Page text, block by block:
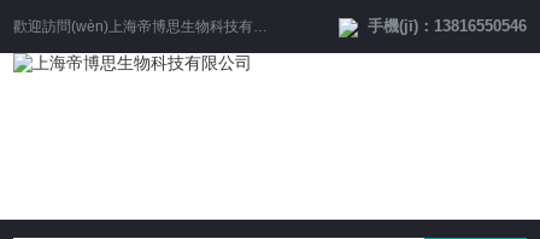
歡迎訪問(wèn) 上海帝博思生物科技有限公司 網(wǎng)站！手機(jī)：13816550546